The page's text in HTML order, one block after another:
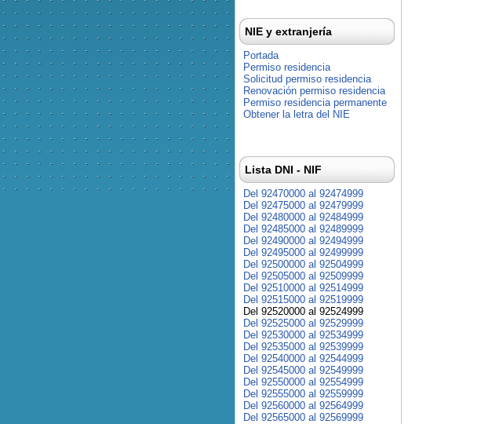
NIE y extranjería
Portada
Permiso residencia
Solicitud permiso residencia
Renovación permiso residencia
Permiso residencia permanente
Obtener la letra del NIE
Lista DNI - NIF
Del 92470000 al 92474999
Del 92475000 al 92479999
Del 92480000 al 92484999
Del 92485000 al 92489999
Del 92490000 al 92494999
Del 92495000 al 92499999
Del 92500000 al 92504999
Del 92505000 al 92509999
Del 92510000 al 92514999
Del 92515000 al 92519999
Del 92520000 al 92524999
Del 92525000 al 92529999
Del 92530000 al 92534999
Del 92535000 al 92539999
Del 92540000 al 92544999
Del 92545000 al 92549999
Del 92550000 al 92554999
Del 92555000 al 92559999
Del 92560000 al 92564999
Del 92565000 al 92569999